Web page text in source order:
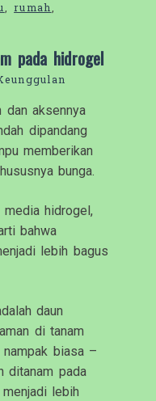
,rumah
pada hidrogel
dan aksennya
dipandang
memberikan
bunga.
media hidrogel,
bahwa
lebih bagus
daun
di tanam
biasa –
ditanam pada
lebih